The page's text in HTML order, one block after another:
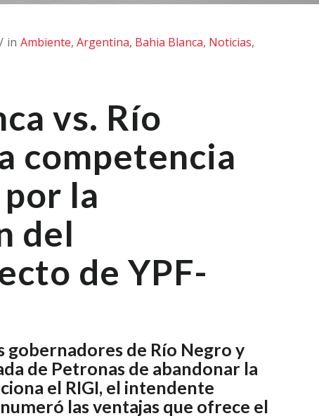
/ in Ambiente, Argentina, Bahia Blanca, Noticias,
vs. Río
competencia
la
del
de YPF-
gobernadores de Río Negro y
de Petronas de abandonar la
el RIGI, el intendente
las ventajas que ofrece el